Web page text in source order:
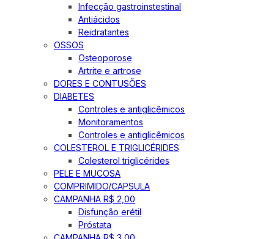
Infecção gastroinstestinal
Antiácidos
Reidratantes
OSSOS
Osteoporose
Artrite e artrose
DORES E CONTUSÕES
DIABETES
Controles e antiglicêmicos
Monitoramentos
Controles e antiglicêmicos
COLESTEROL E TRIGLICÉRIDES
Colesterol triglicérides
PELE E MUCOSA
COMPRIMIDO/CAPSULA
CAMPANHA R$ 2,00
Disfunção erétil
Próstata